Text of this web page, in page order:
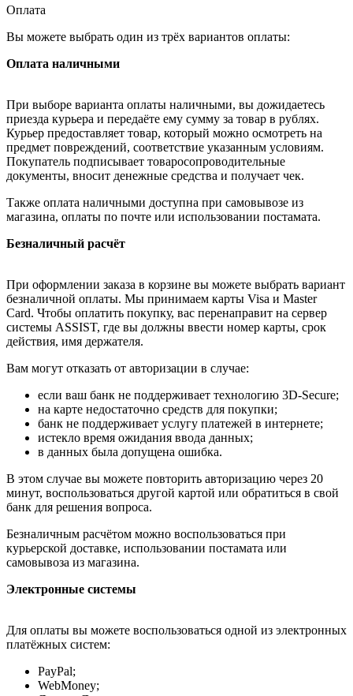
Оплата
Вы можете выбрать один из трёх вариантов оплаты:
Оплата наличными
При выборе варианта оплаты наличными, вы дожидаетесь
приезда курьера и передаёте ему сумму за товар в рублях.
Курьер предоставляет товар, который можно осмотреть на
предмет повреждений, соответствие указанным условиям.
Покупатель подписывает товаросопроводительные
документы, вносит денежные средства и получает чек.
Также оплата наличными доступна при самовывозе из
магазина, оплаты по почте или использовании постамата.
Безналичный расчёт
При оформлении заказа в корзине вы можете выбрать вариант
безналичной оплаты. Мы принимаем карты Visa и Master
Card. Чтобы оплатить покупку, вас перенаправит на сервер
системы ASSIST, где вы должны ввести номер карты, срок
действия, имя держателя.
Вам могут отказать от авторизации в случае:
если ваш банк не поддерживает технологию 3D-Secure;
на карте недостаточно средств для покупки;
банк не поддерживает услугу платежей в интернете;
истекло время ожидания ввода данных;
в данных была допущена ошибка.
В этом случае вы можете повторить авторизацию через 20
минут, воспользоваться другой картой или обратиться в свой
банк для решения вопроса.
Безналичным расчётом можно воспользоваться при
курьерской доставке, использовании постамата или
самовывоза из магазина.
Электронные системы
Для оплаты вы можете воспользоваться одной из электронных
платёжных систем:
PayPal;
WebMoney;